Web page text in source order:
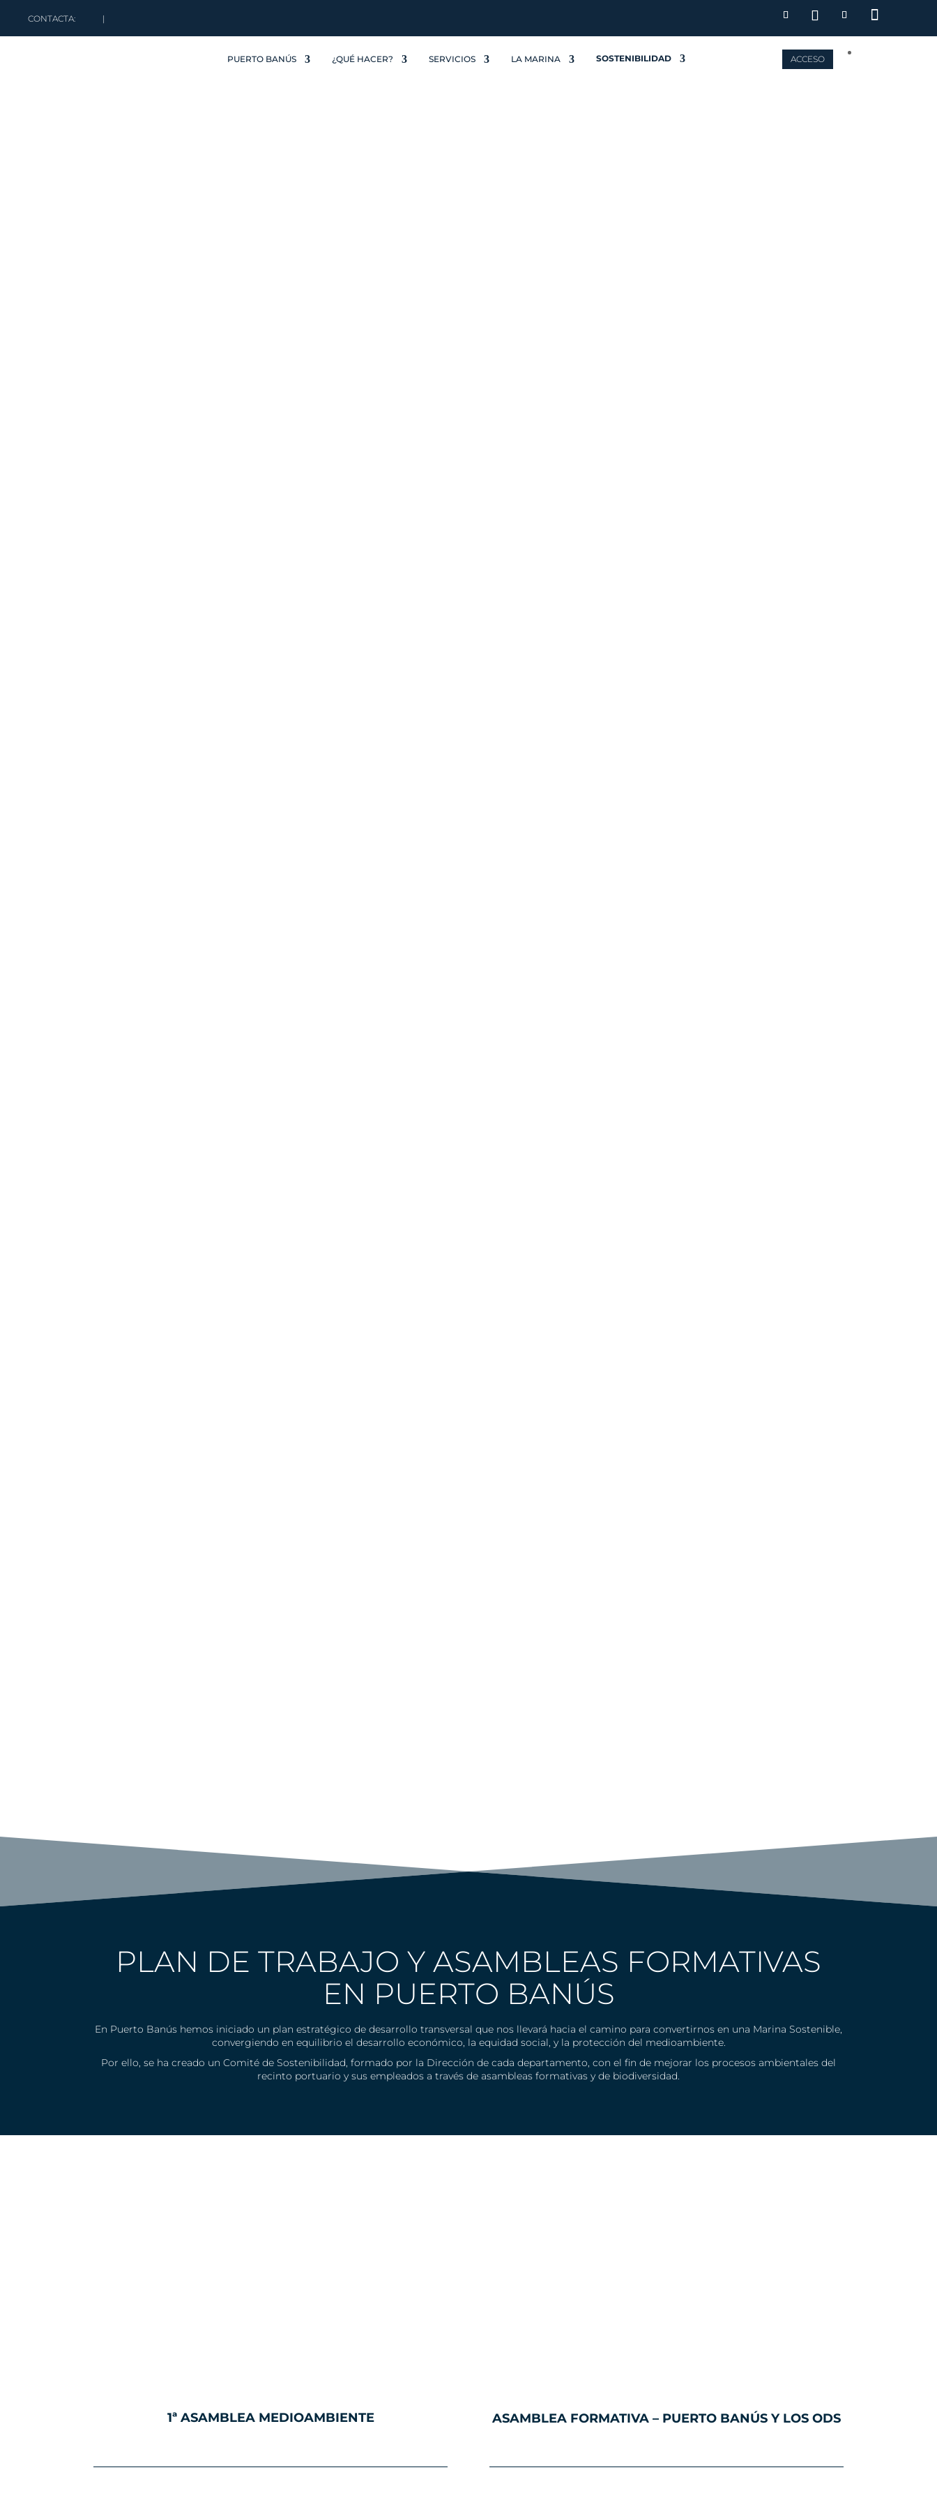
CONTACTA: |
PUERTO BANÚS ¿QUÉ HACER? SERVICIOS LA MARINA SOSTENIBILIDAD ACCESO
PLAN DE TRABAJO Y ASAMBLEAS FORMATIVAS
EN PUERTO BANÚS
En Puerto Banús hemos iniciado un plan estratégico de desarrollo transversal que nos llevará hacia el camino para convertirnos en una Marina Sostenible,
convergiendo en equilibrio el desarrollo económico, la equidad social, y la protección del medioambiente.
Por ello, se ha creado un Comité de Sostenibilidad, formado por la Dirección de cada departamento, con el fin de mejorar los procesos ambientales del
recinto portuario y sus empleados a través de asambleas formativas y de biodiversidad.
1ª ASAMBLEA MEDIOAMBIENTE ASAMBLEA FORMATIVA – PUERTO BANÚS Y LOS ODS